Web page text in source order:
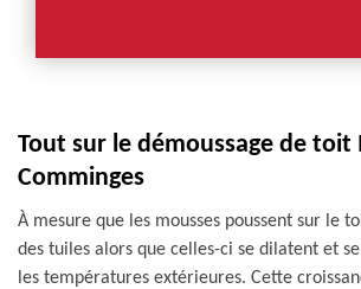
Tout sur le démoussage de
Comminges
À mesure que les mousses poussent sur le
des tuiles alors que celles-ci se dilatent et
les températures extérieures. Cette